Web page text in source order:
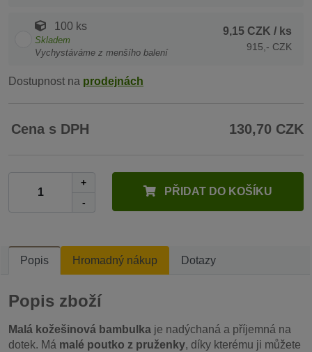
100 ks
Skladem
Vychystáváme z menšího balení
9,15 CZK / ks
915,- CZK
Dostupnost na prodejnách
Cena s DPH 130,70 CZK
+
-
PŘIDAT DO KOŠÍKU
Popis Hromadný nákup Dotazy
Popis zboží
Malá kožešinová bambulka je nadýchaná a příjemná na
dotek. Má malé poutko z pruženky, díky kterému ji můžete